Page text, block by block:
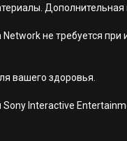
не требуется
вашего здоровья.
Interactive